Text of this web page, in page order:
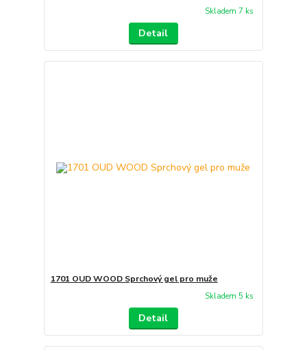
Skladem 7 ks
Detail
1701 OUD WOOD Sprchový gel pro muže
Skladem 5 ks
Detail